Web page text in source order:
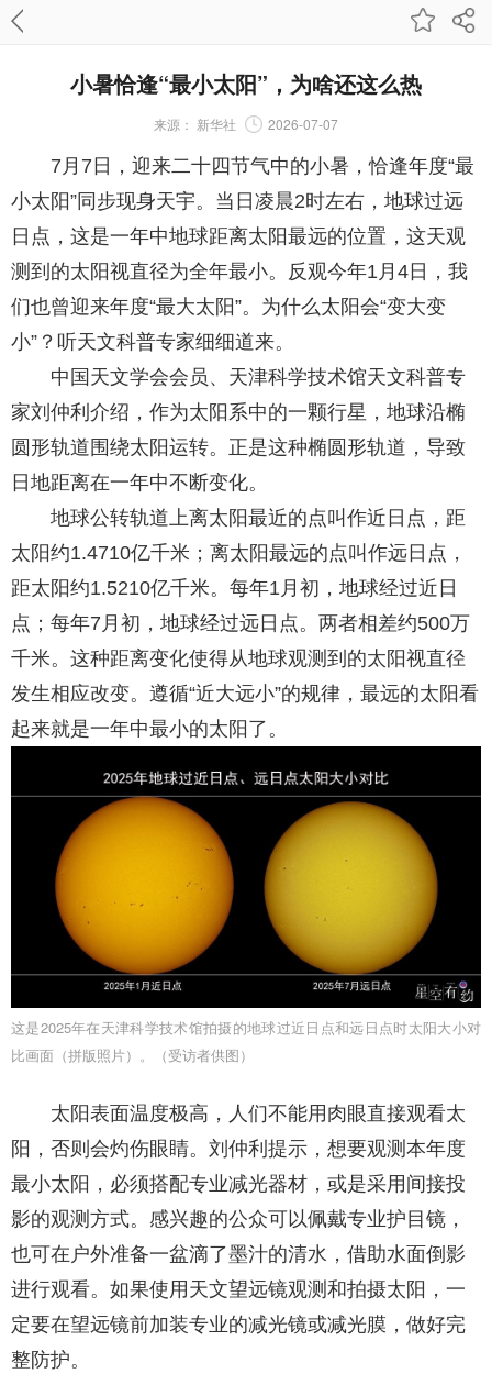
小暑恰逢“最小太阳”，为啥还这么热
来源： 新华社 2026-07-07
7月7日，迎来二十四节气中的小暑，恰逢年度“最
小太阳”同步现身天宇。当日凌晨2时左右，地球过远
日点，这是一年中地球距离太阳最远的位置，这天观
测到的太阳视直径为全年最小。反观今年1月4日，我
们也曾迎来年度“最大太阳”。为什么太阳会“变大变
小”？听天文科普专家细细道来。
中国天文学会会员、天津科学技术馆天文科普专
家刘仲利介绍，作为太阳系中的一颗行星，地球沿椭
圆形轨道围绕太阳运转。正是这种椭圆形轨道，导致
日地距离在一年中不断变化。
地球公转轨道上离太阳最近的点叫作近日点，距
太阳约1.4710亿千米；离太阳最远的点叫作远日点，
距太阳约1.5210亿千米。每年1月初，地球经过近日
点；每年7月初，地球经过远日点。两者相差约500万
千米。这种距离变化使得从地球观测到的太阳视直径
发生相应改变。遵循“近大远小”的规律，最远的太阳看
起来就是一年中最小的太阳了。
这是2025年在天津科学技术馆拍摄的地球过近日点和远日点时太阳大小对
比画面（拼版照片）。（受访者供图）
太阳表面温度极高，人们不能用肉眼直接观看太
阳，否则会灼伤眼睛。刘仲利提示，想要观测本年度
最小太阳，必须搭配专业减光器材，或是采用间接投
影的观测方式。感兴趣的公众可以佩戴专业护目镜，
也可在户外准备一盆滴了墨汁的清水，借助水面倒影
进行观看。如果使用天文望远镜观测和拍摄太阳，一
定要在望远镜前加装专业的减光镜或减光膜，做好完
整防护。